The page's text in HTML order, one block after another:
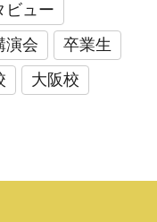
ビュー
演会
卒業生
大阪校